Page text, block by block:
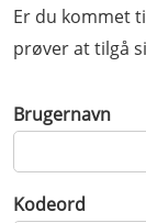
Er du kommet
prøver at tilgå
Brugernavn
Kodeord